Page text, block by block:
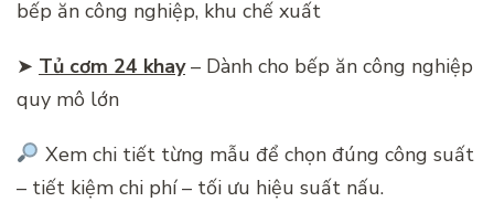
bếp ăn công nghiệp, khu chế xuất
➤ Tủ cơm 24 khay– Dành cho bếp ăn công nghiệp
quy mô lớn
Xem chi tiết từng mẫu để chọn đúng công suất
– tiết kiệm chi phí – tối ưu hiệu suất nấu.